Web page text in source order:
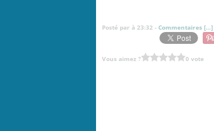
Posté par à 23:32 - Commentaires […]
Vous aimez ? 0 vote